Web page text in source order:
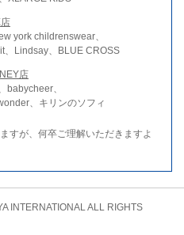
york childrenswear、
、Lindsay、BLUE CROSS
店
babycheer、
、キリンのソフィ
すが、何卒ご理解いただきますよ